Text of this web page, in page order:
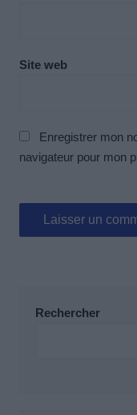
Site web
Enregistrer mon
navigateur pour mon
Rechercher